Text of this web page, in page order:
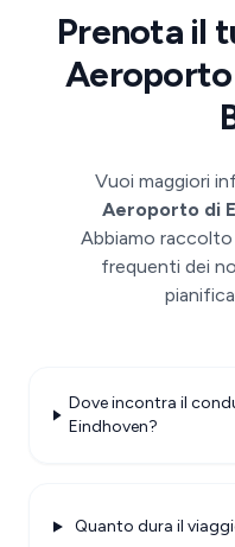
Prenota il
Aeroporto
Vuoi maggiori
Aeroporto di
Abbiamo raccolto
frequenti dei
Dove incontra il
Eindhoven?
Quanto dura il